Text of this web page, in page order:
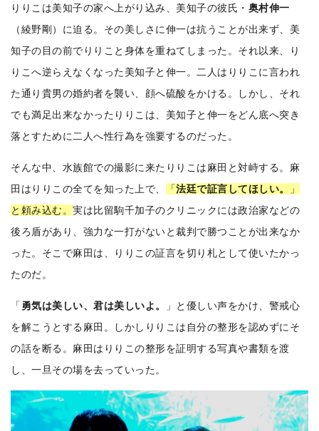
りりこは美知子の家へ上がり込み、美知子の彼氏・ 奥村伸一
（綾野剛）に迫る。その美しさに伸一は抗うことが出来ず、美
知子の目の前でりりこと身体を重ねてしまった。それ以来、り
りこへ逆らえなくなった美知子と伸一。二人はりりこに言われ
た通り貴男の婚約者を襲い、顔へ硫酸をかける。しかし、それ
でも満足出来なかったりりこは、美知子と伸一をどん底へ突き
落とすために二人へ性行為を強要するのだった。
そんな中、水族館での撮影に来たりりこは麻田と対峙する。麻
田はりりこの全てを知った上で、
「法廷で証言してほしい。
」
と頼み込む。実は比留駒千加子のクリニックには政治家などの
後ろ盾があり、強力な一打がないと裁判で勝つことが出来なか
った。そこで麻田は、りりこの証言を切り札として使いたかっ
たのだ。
「 勇気は美しい、君は美しいよ。
」と優しい声をかけ、警戒心
を解こうとする麻田。しかしりりこは自分の整形を認めずにそ
の話を断る。麻田はりりこの整形を証明する写真や書類を渡
し、一旦その場を去っていった。